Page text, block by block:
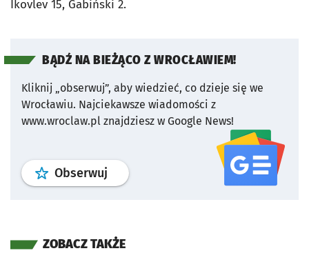
Ikovlev 15, Gabiński 2.
BĄDŹ NA BIEŻĄCO Z WROCŁAWIEM!
Kliknij „obserwuj”, aby wiedzieć, co dzieje się we
Wrocławiu. Najciekawsze wiadomości z
www.wroclaw.pl znajdziesz w Google News!
Obserwuj profil serwisu
ZOBACZ TAKŻE